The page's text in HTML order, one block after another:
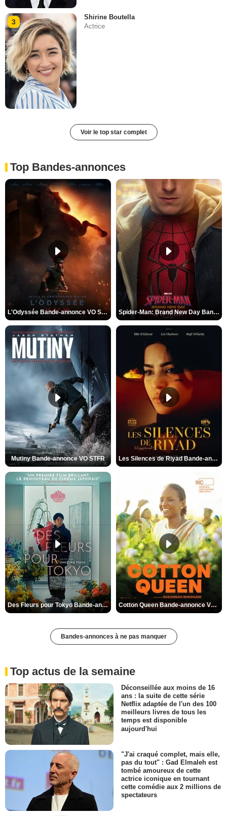
3
Shirine Boutella
Actrice
Voir le top star complet
Top Bandes-annonces
L'Odyssée Bande-annonce VO STFR Spider-Man: Brand New Day Bande-annonce VO STFR
Mutiny Bande-annonce VO STFR Les Silences de Riyad Bande-annonce VO STFR
Des Fleurs pour Tokyo Bande-annonce VO STFR Cotton Queen Bande-annonce VO STFR
Bandes-annonces à ne pas manquer
Top actus de la semaine
Déconseillée aux moins de 16
ans : la suite de cette série
Netflix adaptée de l'un des 100
meilleurs livres de tous les
temps est disponible
aujourd'hui
"J'ai craqué complet, mais elle,
pas du tout" : Gad Elmaleh est
tombé amoureux de cette
actrice iconique en tournant
cette comédie aux 2 millions de
spectateurs